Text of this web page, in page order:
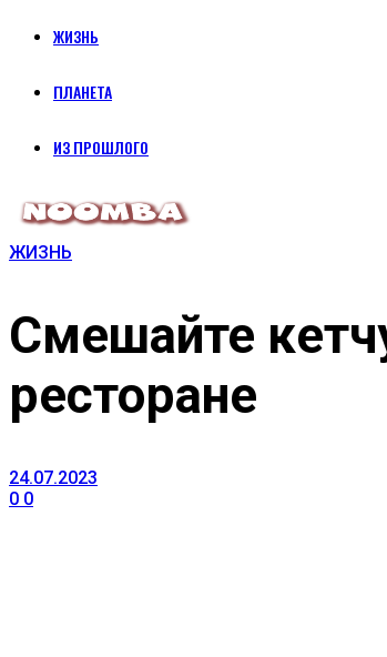
ЖИЗНЬ
ПЛАНЕТА
ИЗ ПРОШЛОГО
ЖИЗНЬ
Смешайте
ресторане
24.07.2023
0 0